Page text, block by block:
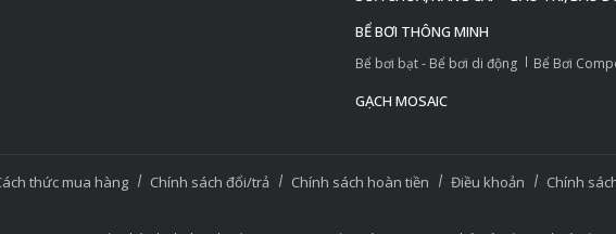
BỂ BƠI THÔNG MINH
Bể bơi bạt - Bể bơi di động Bể Bơi
GẠCH MOSAIC
thức mua hàng Chính sách đổi/trả Chính sách hoàn tiền Điều khoản Chính